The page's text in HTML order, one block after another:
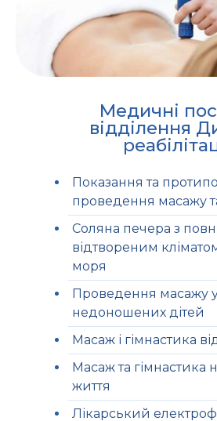
Медичні
відділення
Показання та
проведення масажу
Соляна печера з
відтвореним
моря
Проведення масажу
недоношених дітей
Масаж і гімнастика
Масаж та гімнастика
життя
Лікарський